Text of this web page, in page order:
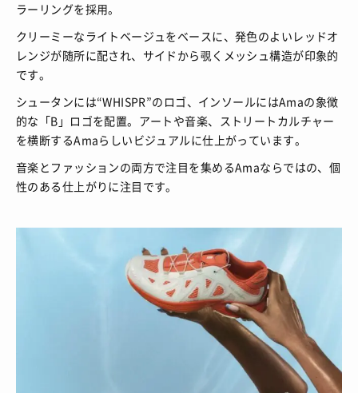
ラーリングを採用。
クリーミーなライトベージュをベースに、発色のよいレッドオ
レンジが随所に配され、サイドから覗くメッシュ構造が印象的
です。
シュータンには“WHISPR”のロゴ、インソールにはAmaの象徴
的な「B」ロゴを配置。アートや音楽、ストリートカルチャー
を横断するAmaらしいビジュアルに仕上がっています。
音楽とファッションの両方で注目を集めるAmaならではの、個
性のある仕上がりに注目です。